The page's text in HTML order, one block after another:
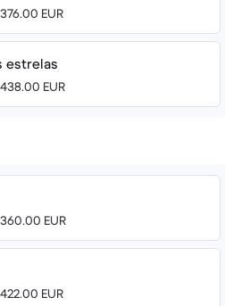
EUR
estrelas
EUR
EUR
EUR